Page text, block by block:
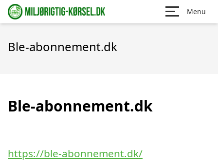
Menu
Ble-abonnement.dk
Ble-abonnement.dk
https://ble-abonnement.dk/